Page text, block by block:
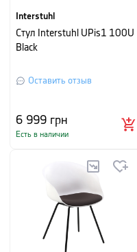
Interstuhl
Стул Interstuhl UPis1 100U
Black
Оставить отзыв
6 999 грн
Есть в наличии